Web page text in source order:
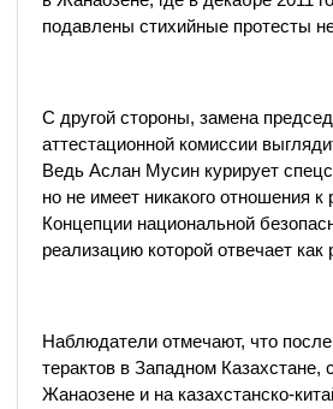
подавлены стихийные протесты
С другой стороны, замена
аттестационной комиссии
Ведь Аслан Мусин курирует
но не имеет никакого отношения к
Концепции национальной
реализацию которой отвечает как
Наблюдатели отмечают, что
терактов в Западном Казахстане,
Жанаозене и на казахстанско-